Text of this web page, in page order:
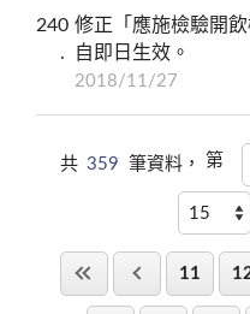
240 修正「應施檢驗開
自即日生效。
2018/11/27
共 359 筆資料， 第
11